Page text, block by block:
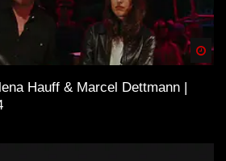
Hauff & Marcel Dettmann |